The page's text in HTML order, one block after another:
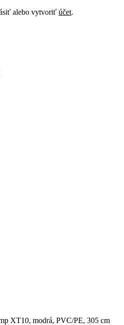
alebo vytvoriť účet.
XT10, modrá, PVC/PE, 305 cm